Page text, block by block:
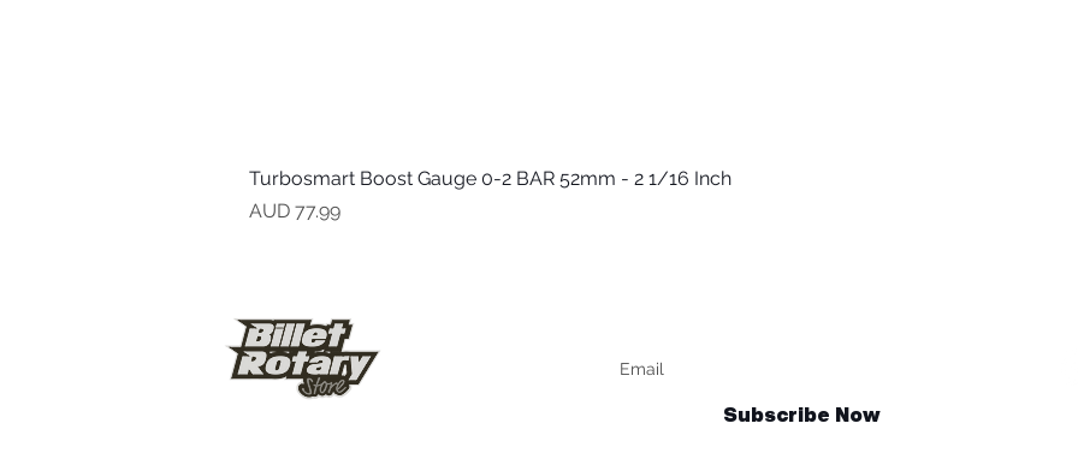
Turbosmart Boost Gauge 0-2 BAR 52mm - 2 1/16 Inch
Precio
AUD 77.99
Subscribe Now